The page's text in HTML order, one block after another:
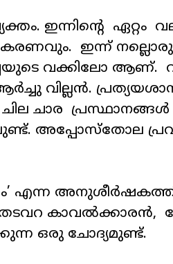
ഇന്നിന്റെ
ഇന്ന്
വക്കിലോ ആണ്.
വില്ലൻ.
ചില ചാര
അപ്പോസ്തോല
എന്ന
തടവറ കാവൽക്കാരൻ,
ഒരു ചോദ്യമുണ്ട്.